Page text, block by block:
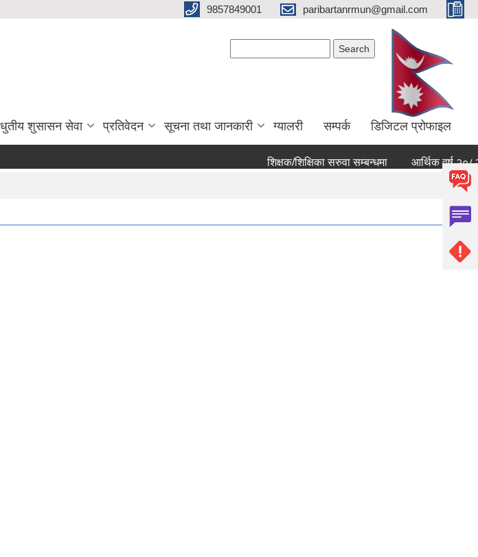
9857849001 paribartanrmun@gmail.com
शुसासन सेवा प्रतिवेदन सूचना तथा जानकारी ग्यालरी सम्पर्क डिजिटल प्रोफाइल
शिक्षक/शिक्षिका सरुवा सम्बन्धमा आर्थिक वर्ष २०८२ ८३